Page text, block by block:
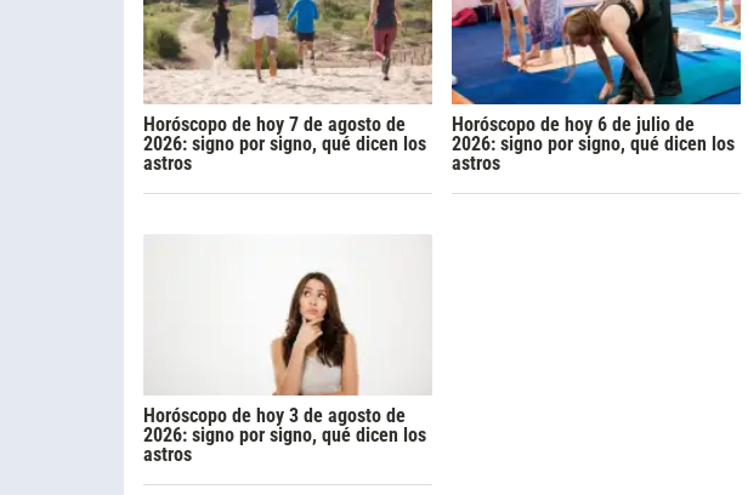
Horóscopo de hoy 7 de agosto de
2026: signo por signo, qué dicen los
astros
Horóscopo de hoy 6 de julio de
2026: signo por signo, qué dicen los
astros
Horóscopo de hoy 3 de agosto de
2026: signo por signo, qué dicen los
astros